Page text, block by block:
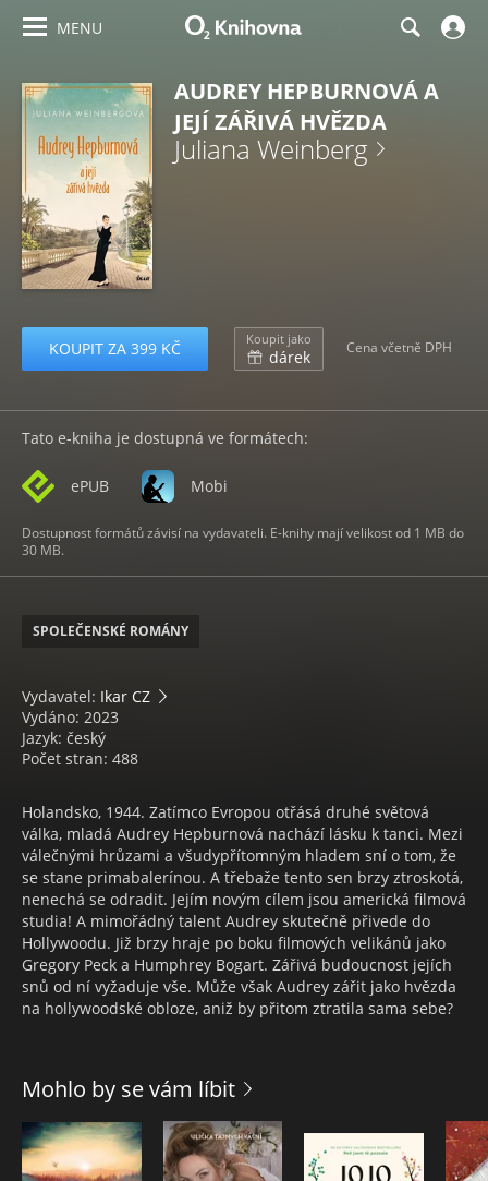
MENU
AUDREY HEPBURNOVÁ A
JEJÍ ZÁŘIVÁ HVĚZDA
Juliana Weinberg
KOUPIT ZA 399 KČ Koupit jako
dárek Cena včetně DPH
Tato e-kniha je dostupná ve formátech:
ePUB Mobi
Dostupnost formátů závisí na vydavateli. E-knihy mají velikost od 1 MB do
30 MB.
SPOLEČENSKÉ ROMÁNY
Vydavatel: Ikar CZ
Vydáno: 2023
Jazyk: český
Počet stran: 488
Holandsko, 1944. Zatímco Evropou otřásá druhé světová
válka, mladá Audrey Hepburnová nachází lásku k tanci. Mezi
válečnými hrůzami a všudypřítomným hladem sní o tom, že
se stane primabalerínou. A třebaže tento sen brzy ztroskotá,
nenechá se odradit. Jejím novým cílem jsou americká filmová
studia! A mimořádný talent Audrey skutečně přivede do
Hollywoodu. Již brzy hraje po boku filmových velikánů jako
Gregory Peck a Humphrey Bogart. Zářivá budoucnost jejích
snů od ní vyžaduje vše. Může však Audrey zářit jako hvězda
na hollywoodské obloze, aniž by přitom ztratila sama sebe?
Mohlo by se vám líbit